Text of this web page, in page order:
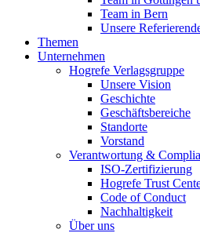
Team in Bern
Unsere
Themen
Unternehmen
Hogrefe Verlagsgruppe
Unsere Vision
Geschichte
Geschäftsbereiche
Standorte
Vorstand
Verantwortung &
ISO-Zertifizierung
Hogrefe Trust
Code of Conduct
Nachhaltigkeit
Über uns